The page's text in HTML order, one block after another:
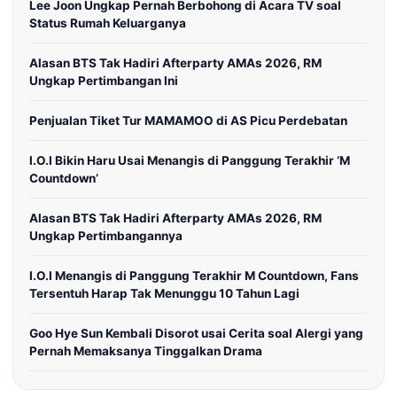
Lee Joon Ungkap Pernah Berbohong di Acara TV soal
Status Rumah Keluarganya
Alasan BTS Tak Hadiri Afterparty AMAs 2026, RM
Ungkap Pertimbangan Ini
Penjualan Tiket Tur MAMAMOO di AS Picu Perdebatan
I.O.I Bikin Haru Usai Menangis di Panggung Terakhir ‘M
Countdown’
Alasan BTS Tak Hadiri Afterparty AMAs 2026, RM
Ungkap Pertimbangannya
I.O.I Menangis di Panggung Terakhir M Countdown, Fans
Tersentuh Harap Tak Menunggu 10 Tahun Lagi
Goo Hye Sun Kembali Disorot usai Cerita soal Alergi yang
Pernah Memaksanya Tinggalkan Drama